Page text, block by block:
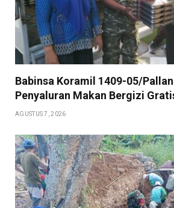
Babinsa Koramil 1409-05/
Penyaluran Makan Bergizi
AGUSTUS 7, 2026